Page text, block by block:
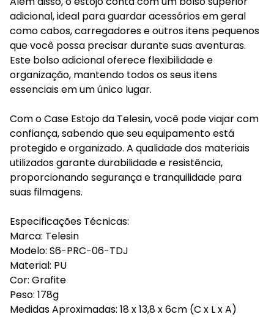
adicional, ideal para guardar acessórios em geral
como cabos, carregadores e outros itens pequenos
que você possa precisar durante suas aventuras.
Este bolso adicional oferece flexibilidade e
organização, mantendo todos os seus itens
essenciais em um único lugar.
Com o Case Estojo da Telesin, você pode viajar com
confiança, sabendo que seu equipamento está
protegido e organizado. A qualidade dos materiais
utilizados garante durabilidade e resistência,
proporcionando segurança e tranquilidade para
suas filmagens.
Especificações Técnicas:
Marca: Telesin
Modelo: S6-PRC-06-TDJ
Material: PU
Cor: Grafite
Peso: 178g
Medidas Aproximadas: 18 x 13,8 x 6cm (C x L x A)